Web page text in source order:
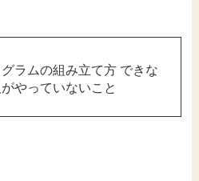
ラムの組み立て方 できな
やっていないこと